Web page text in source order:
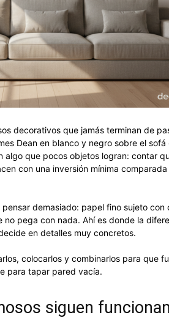
decorativos que jamás terminan de
Dean en blanco y negro sobre el sofá
algo que pocos objetos logran: contar
con una inversión mínima
demasiado: papel fino sujeto con
pega con nada. Ahí es donde la
en detalles muy concretos.
colocarlos y combinarlos para que
para tapar pared vacía.
siguen